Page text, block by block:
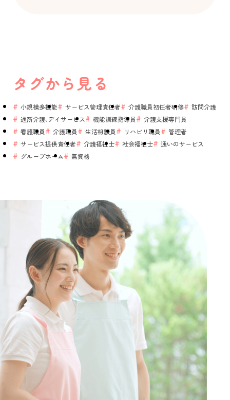
タグから見る
小規模多機能 サービス管理責任者 介護職員初任者研修
訪問介護
通所介護、デイサービス
機能訓練指導員
介護支援専門員
看護職員
介護職員 生活相談員 リハビリ職員
管理者
サービス提供責任者
介護福祉士 社会福祉士
通いのサービス
グループホーム
無資格